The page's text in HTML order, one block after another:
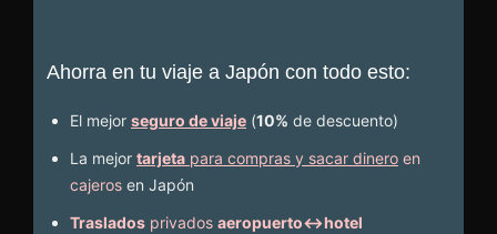
Ahorra en tu viaje a Japón con todo esto:
El mejor seguro de viaje (10% de descuento)
La mejor tarjeta para compras y sacar dinero en
cajeros en Japón
Traslados privados aeropuerto↔hotel